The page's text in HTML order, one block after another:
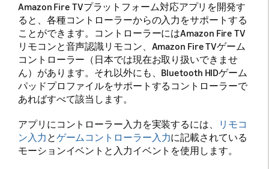
Amazon Fire TVプラットフォーム対応アプリを開発す
ると、各種コントローラーからの入力をサポートする
ことができます。コントローラーにはAmazon Fire TV
リモコンと音声認識リモコン、Amazon Fire TVゲーム
コントローラー（日本では現在お取り扱いできませ
ん）があります。それ以外にも、Bluetooth HIDゲーム
パッドプロファイルをサポートするコントローラーで
あればすべて該当します。
アプリにコントローラー入力を実装するには、
リモコ
ン入力 とゲームコントローラー入力に記載されている
モーションイベントと入力イベントを使用します。